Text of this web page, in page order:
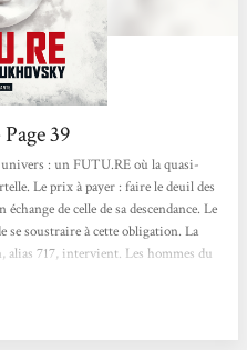
39
: un FUTU.RE où la quasi-
Le prix à payer : faire le deuil des
de celle de sa descendance. Le
se soustraire à cette obligation. La
alias 717, intervient. Les hommes du
une vie éternelle, le sens fait